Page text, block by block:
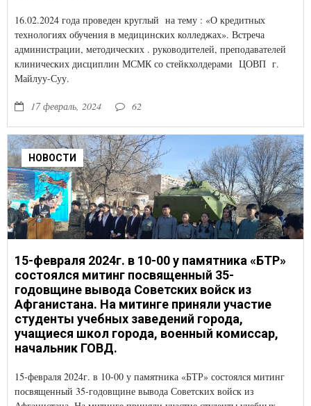
16.02.2024 года проведен круглый на тему : «О кредитных
технологиях обучения в медицинских колледжах». Встреча
администрации, методических . руководителей, преподавателей
клинических дисциплин МСМК со стейкхолдерами ЦОВП г.
Майлуу-Суу.
17 февраль, 2024 62
НОВОСТИ
15-февраля 2024г. в 10-00 у памятника «БТР»
состоялся митинг посвященный 35-
годовщине вывода Советских войск из
Афганистана. На митинге приняли участие
студенты учебных заведений города,
учащиеся школ города, военный комиссар,
начальник ГОВД.
15-февраля 2024г. в 10-00 у памятника «БТР» состоялся митинг
посвященный 35-годовщине вывода Советских войск из